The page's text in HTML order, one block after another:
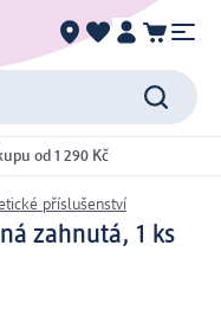
od 1 290 Kč
příslušenství
zahnutá, 1 ks